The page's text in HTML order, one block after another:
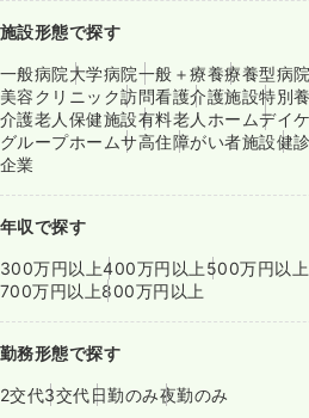
施設形態で探す
一般病院大学病院一般＋療養療養型病院
美容クリニック訪問看護介護施設特別
介護老人保健施設有料老人ホームデイ
グループホームサ高住障がい者施設健
企業
年収で探す
300万円以上400万円以上500万円以上
700万円以上800万円以上
勤務形態で探す
2交代3交代日勤のみ夜勤のみ